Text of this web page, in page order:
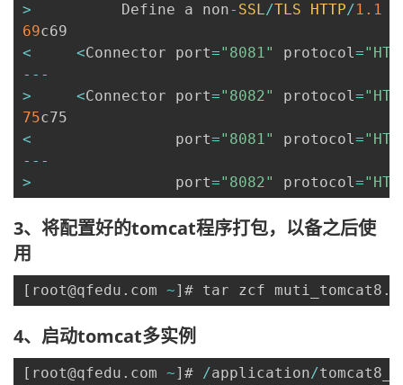
>
          Define a non
- SSL/TLS HTTP/1.1
69
<
<Connector port="8081" protocol=
-- -
>
<Connector port="8082" protocol=
75
<
                port
="8081" protocol=
-- -
>
                port
="8082" protocol=
3、将配置好的tomcat程序打包，以备之后使
用
[ root@qfedu . com ~] # tar zcf muti_tomcat8 .
4、启动tomcat多实例
[ root@qfedu . com ~] # /application/tomcat8_1